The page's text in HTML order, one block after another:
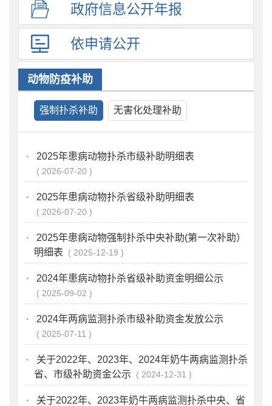
政府信息公开年报
依申请公开
动物防疫补助
强制扑杀补助 无害化处理补助
· 2025年患病动物扑杀市级补助明细表
2026-07-20
· 2025年患病动物扑杀省级补助明细表
2026-07-20
·
2025年患病动物强制扑杀中央补助(第一次补助）
明细表
2025-12-19
· 2024年患病动物扑杀省级补助资金明细公示
2025-09-02
· 2024年两病监测扑杀市级补助资金发放公示
2025-07-11
·
关于2022年、2023年、2024年奶牛两病监测扑杀
省、市级补助资金公示
2024-12-31
·
关于2022年、2023年奶牛两病监测扑杀中央、省